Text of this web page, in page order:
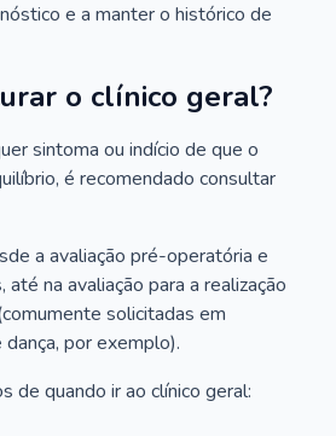
e a manter o histórico de
o clínico geral?
sintoma ou indício de que o
é recomendado consultar
a avaliação pré-operatória e
até na avaliação para a realização
solicitadas em
por exemplo).
de quando ir ao clínico geral: